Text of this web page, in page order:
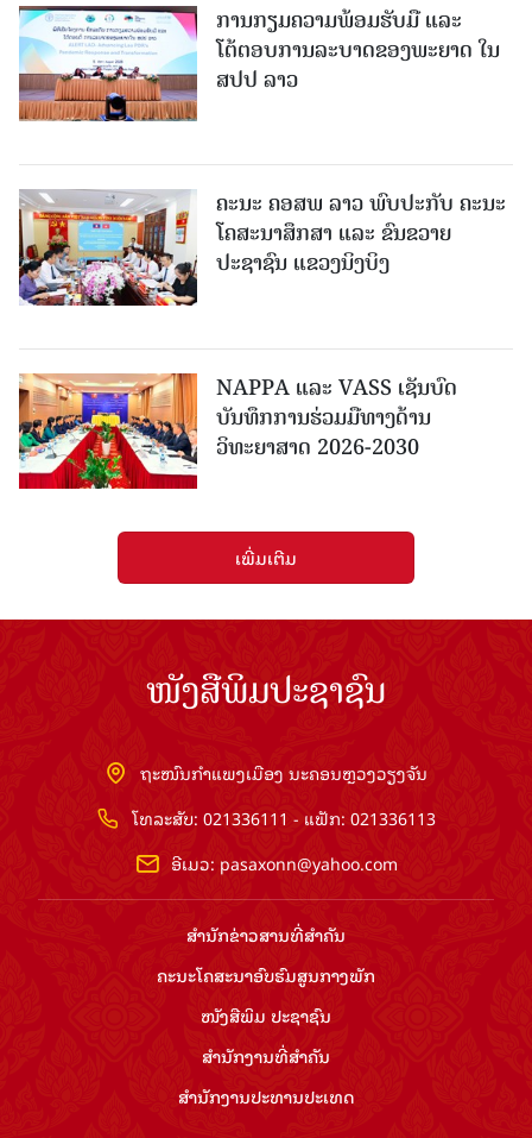
ການກຽມຄວາມພ້ອມຮັບມື ແລະ
ໂຕ້ຕອບການລະບາດຂອງພະຍາດ ໃນ
ສປປ ລາວ
ຄະນະ ຄອສພ ລາວ ພົບປະກັບ ຄະນະ
ໂຄສະນາສຶກສາ ແລະ ຂົນຂວາຍ
ປະຊາຊົນ ແຂວງນິງບິງ
NAPPA ແລະ VASS ເຊັນບົດ
ບັນທຶກການຮ່ວມມືທາງດ້ານ
ວິທະຍາສາດ 2026-2030
ເພີ່ມເຕີມ
ໜັງສືພິມປະຊາຊົນ
ຖະໜົນກຳແພງເມືອງ ນະຄອນຫຼວງວຽງຈັນ
ໂທລະສັບ: 021336111 - ແຟັກ: 021336113
ອີເມວ: pasaxonn@yahoo.com
ສຳ​ນັກ​ຂ່າວ​ສານ​ທີ່​ສຳ​ຄັນ​
ຄະນະໂຄສະນາອົບຮົມ​ສູນ​ກາງ​ພັກ
ໜັງສືພິມ ປະ​ຊາ​ຊົນ
ສຳ​ນັກ​ງານ​ທີ່​ສຳ​ຄັນ
ສຳ​ນັກ​ງານ​ປະ​ທານ​ປະ​ເທດ